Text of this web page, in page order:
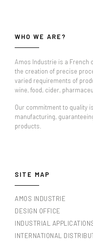
WHO WE ARE?
Amos Industrie is a French
the creation of precise
varied requirements of
wine, food, cider,
Our commitment to quality
manufacturing,
products.
SITE MAP
AMOS INDUSTRIE
DESIGN OFFICE
INDUSTRIAL
INTERNATIONAL